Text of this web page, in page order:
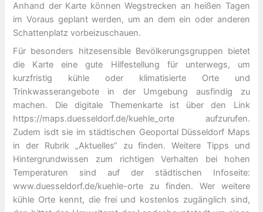
Anhand der Karte können Wegstrecken an heißen Tagen
im Voraus geplant werden, um an dem ein oder anderen
Schattenplatz vorbeizuschauen.
Für besonders hitzesensible Bevölkerungsgruppen bietet
die Karte eine gute Hilfestellung für unterwegs, um
kurzfristig kühle oder klimatisierte Orte und
Trinkwasserangebote in der Umgebung ausfindig zu
machen. Die digitale Themenkarte ist über den Link
https://maps.duesseldorf.de/kuehle_orte aufzurufen.
Zudem isdt sie im städtischen Geoportal Düsseldorf Maps
in der Rubrik „Aktuelles“ zu finden. Weitere Tipps und
Hintergrundwissen zum richtigen Verhalten bei hohen
Temperaturen sind auf der städtischen Infoseite:
www.duesseldorf.de/kuehle-orte zu finden. Wer weitere
kühle Orte kennt, die frei und kostenlos zugänglich sind,